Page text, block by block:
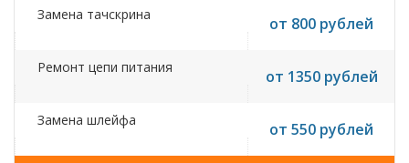
Замена тачскрина от 800 рублей
Ремонт цепи питания от 1350 рублей
Замена шлейфа от 550 рублей